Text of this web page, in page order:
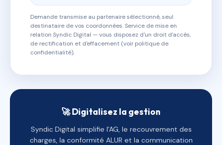
Demande transmise au partenaire sélectionné, seul
destinataire de vos coordonnées. Service de mise en
relation Syndic Digital — vous disposez d'un droit d'accès,
de rectification et d'effacement (voir politique de
confidentialité).
🚀 Digitalisez la gestion
Syndic Digital simplifie l'AG, le recouvrement des
charges, la conformité ALUR et la communication